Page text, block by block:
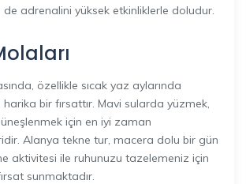
adrenalini yüksek etkinliklerle doludur.
özellikle sıcak yaz aylarında
bir fırsattır. Mavi sularda yüzmek,
için en iyi zaman
Alanya tekne tur, macera dolu bir gün
aktivitesi ile ruhunuzu tazelemeniz için
sunmaktadır.